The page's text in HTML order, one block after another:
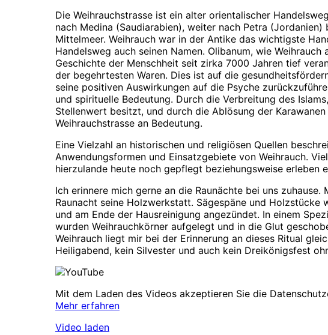
Die Weihrauchstrasse ist ein alter orientalischer
nach Medina (Saudiarabien), weiter nach Petra (Jordanien)
Mittelmeer. Weihrauch war in der Antike das wichtigste
Handelsweg auch seinen Namen. Olibanum, wie
Geschichte der Menschheit seit zirka 7000 Jahren tief
der begehrtesten Waren. Dies ist auf die
seine positiven Auswirkungen auf die Psyche
und spirituelle Bedeutung. Durch die Verbreitung des
Stellenwert besitzt, und durch die Ablösung der
Weihrauchstrasse an Bedeutung.
Eine Vielzahl an historischen und religiösen Quellen
Anwendungsformen und Einsatzgebiete von Weihrauch.
hierzulande heute noch gepflegt beziehungsweise erleben
Ich erinnere mich gerne an die Raunächte bei uns
Raunacht seine Holzwerkstatt. Sägespäne und Holzstücke
und am Ende der Hausreinigung angezündet. In einem
wurden Weihrauchkörner aufgelegt und in die Glut
Weihrauch liegt mir bei der Erinnerung an dieses Ritual
Heiligabend, kein Silvester und auch kein Dreikönigsfest
Mit dem Laden des Videos akzeptieren Sie die
Mehr erfahren
Video laden